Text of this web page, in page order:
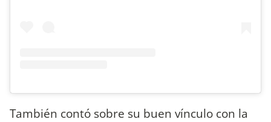
También contó sobre su buen vínculo con la